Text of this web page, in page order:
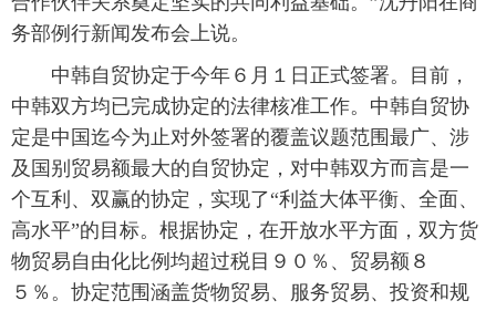
务部例行新闻发布会上说。
中韩自贸协定于今年６月１日正式签署。目前，
中韩双方均已完成协定的法律核准工作。中韩自贸协
定是中国迄今为止对外签署的覆盖议题范围最广、涉
及国别贸易额最大的自贸协定，对中韩双方而言是一
个互利、双赢的协定，实现了“利益大体平衡、全面、
高水平”的目标。根据协定，在开放水平方面，双方货
物贸易自由化比例均超过税目９０％、贸易额８
５％。协定范围涵盖货物贸易、服务贸易、投资和规